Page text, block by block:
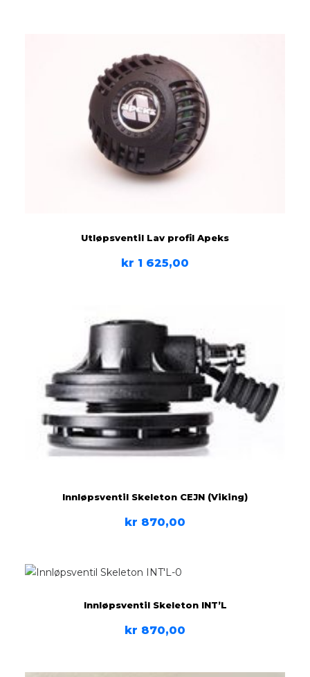
Utløpsventil Lav profil Apeks
kr 1 625,00
Innløpsventil Skeleton CEJN (Viking)
kr 870,00
Innløpsventil Skeleton INT’L
kr 870,00